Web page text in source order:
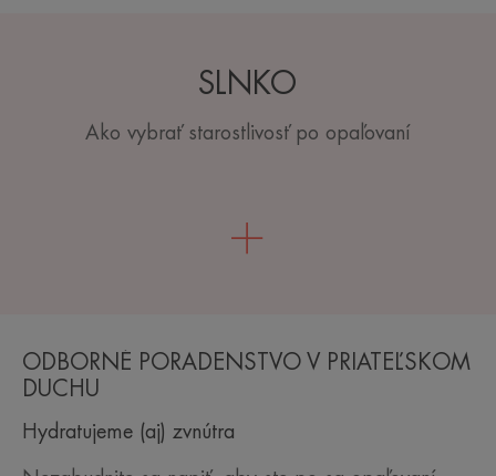
SLNKO
Ako vybrať starostlivosť po opaľovaní
ODBORNÉ PORADENSTVO V PRIATEĽSKOM
DUCHU
Hydratujeme (aj) zvnútra